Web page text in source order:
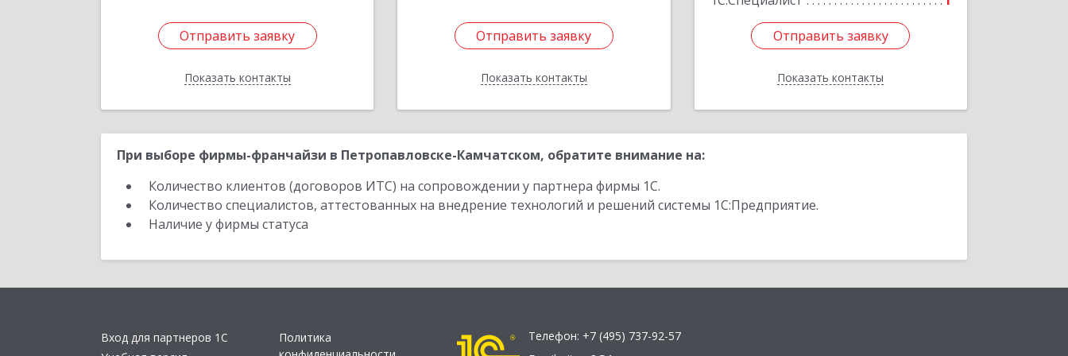
Отправить заявку
Показать контакты
Отправить заявку
Назад
Отправить заявку
Показать контакты
Отправить заявку
Назад
Отправить заявку
Показать контакты
Отправить заявку
Назад
При выборе фирмы-франчайзи в Петропавловске-Камчатском, обратите внимание на:
Количество клиентов (договоров ИТС) на сопровождении у партнера фирмы 1С.
Количество специалистов, аттестованных на внедрение технологий и решений системы 1С:Предприятие.
Наличие у фирмы статуса
Вход для партнеров 1С
Политика
Телефон: +7 (495) 737-92-57